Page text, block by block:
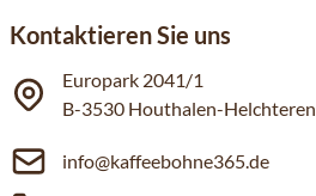
Kontaktieren Sie uns
Europark 2041/1
B-3530 Houthalen-Helchteren
info@kaffeebohne365.de